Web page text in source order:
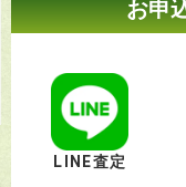
お申
LINE査定